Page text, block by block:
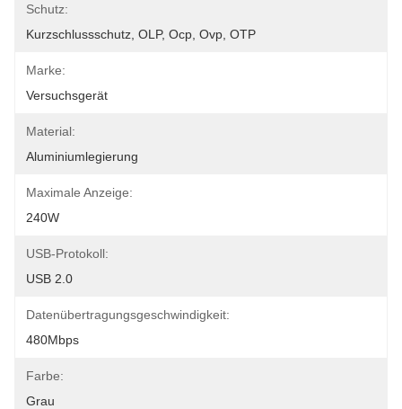
Schutz:
Kurzschlussschutz, OLP, Ocp, Ovp, OTP
Marke:
Versuchsgerät
Material:
Aluminiumlegierung
Maximale Anzeige:
240W
USB-Protokoll:
USB 2.0
Datenübertragungsgeschwindigkeit:
480Mbps
Farbe:
Grau